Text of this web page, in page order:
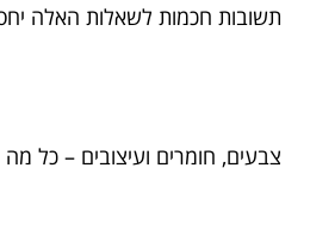
תשובות חכמות לשאלות האלה
צבעים, חומרים ועיצובים – כל